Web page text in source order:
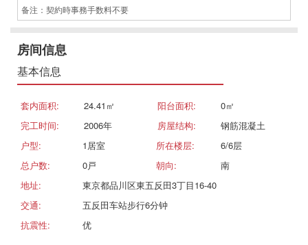
备注：契約時事務手数料不要
房间信息
基本信息
套内面积: 24.41㎡ 阳台面积:
0㎡
完工时间:
2006年 房屋结构:
钢筋混凝土
户型:
1居室 所在楼层:
6/6层
总户数:
0戸 朝向:
南
地址:
東京都品川区東五反田3丁目16-40
交通:
五反田车站步行6分钟
抗震性:
优